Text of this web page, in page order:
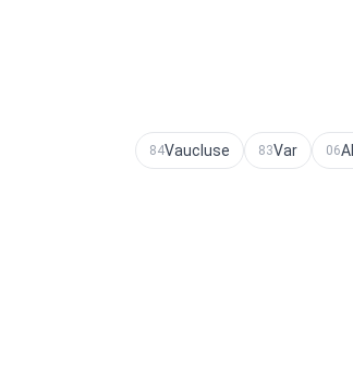
06
Var
83
Vaucluse
84